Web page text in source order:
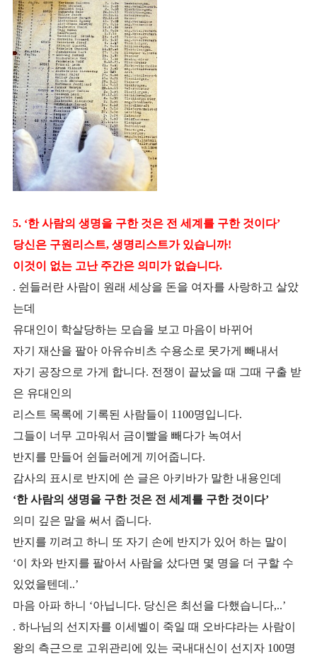
5. ‘한 사람의 생명을 구한 것은 전 세계를 구한 것이다’
당신은 구원리스트, 생명리스트가 있습니까!
이것이 없는 고난 주간은 의미가 없습니다.
. 쉰들러란 사람이 원래 세상을 돈을 여자를 사랑하고 살았
는데
유대인이 학살당하는 모습을 보고 마음이 바뀌어
자기 재산을 팔아 아유슈비츠 수용소로 못가게 빼내서
자기 공장으로 가게 합니다. 전쟁이 끝났을 때 그때 구출 받
은 유대인의
리스트 목록에 기록된 사람들이 1100명입니다.
그들이 너무 고마워서 금이빨을 빼다가 녹여서
반지를 만들어 쉰들러에게 끼어줍니다.
감사의 표시로 반지에 쓴 글은 아키바가 말한 내용인데
‘한 사람의 생명을 구한 것은 전 세계를 구한 것이다’
의 미 깊은 말을 써서 줍니다.
반지를 끼려고 하니 또 자기 손에 반지가 있어 하는 말이
‘이 차와 반지를 팔아서 사람을 샀다면 몇 명을 더 구할 수
있었을텐데..’
마음 아파 하니 ‘아닙니다. 당신은 최선을 다했습니다,..’
. 하나님의 선지자를 이세벨이 죽일 때 오바댜라는 사람이
왕의 측근으로 고위관리에 있는 국내대신이 선지자 100명